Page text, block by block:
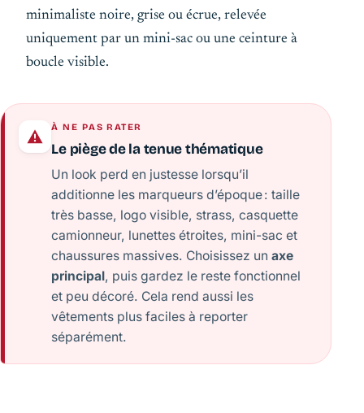
minimaliste noire, grise ou écrue, relevée
uniquement par un mini-sac ou une ceinture à
boucle visible.
À NE PAS RATER
Le piège de la tenue thématique
Un look perd en justesse lorsqu’il
additionne les marqueurs d’époque : taille
très basse, logo visible, strass, casquette
camionneur, lunettes étroites, mini-sac et
chaussures massives. Choisissez unaxe
principal, puis gardez le reste fonctionnel
et peu décoré. Cela rend aussi les
vêtements plus faciles à reporter
séparément.